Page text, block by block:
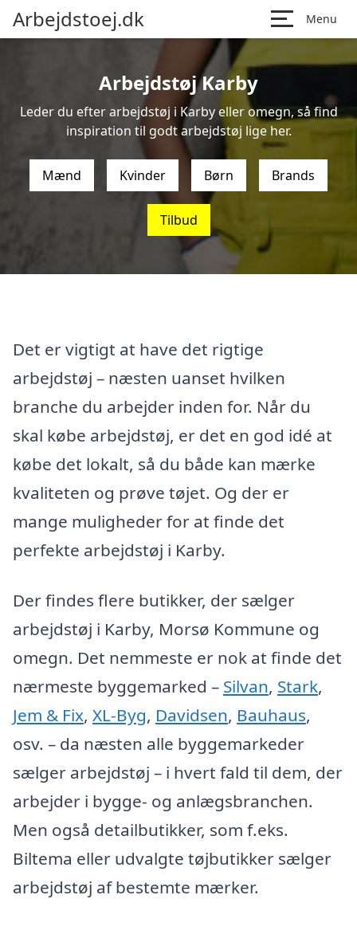
Arbejdstoej.dk Menu
Arbejdstøj Karby
Leder du efter arbejdstøj i Karby eller omegn, så find
inspiration til godt arbejdstøj lige her.
Mænd Kvinder Børn Brands
Tilbud
Det er vigtigt at have det rigtige
arbejdstøj – næsten uanset hvilken
branche du arbejder inden for. Når du
skal købe arbejdstøj, er det en god idé at
købe det lokalt, så du både kan mærke
kvaliteten og prøve tøjet. Og der er
mange muligheder for at finde det
perfekte arbejdstøj i Karby.
Der findes flere butikker, der sælger
arbejdstøj i Karby, Morsø Kommune og
omegn. Det nemmeste er nok at finde det
nærmeste byggemarked – Silvan, Stark,
Jem & Fix, XL-Byg, Davidsen, Bauhaus,
osv. – da næsten alle byggemarkeder
sælger arbejdstøj – i hvert fald til dem, der
arbejder i bygge- og anlægsbranchen.
Men også detailbutikker, som f.eks.
Biltema eller udvalgte tøjbutikker sælger
arbejdstøj af bestemte mærker.